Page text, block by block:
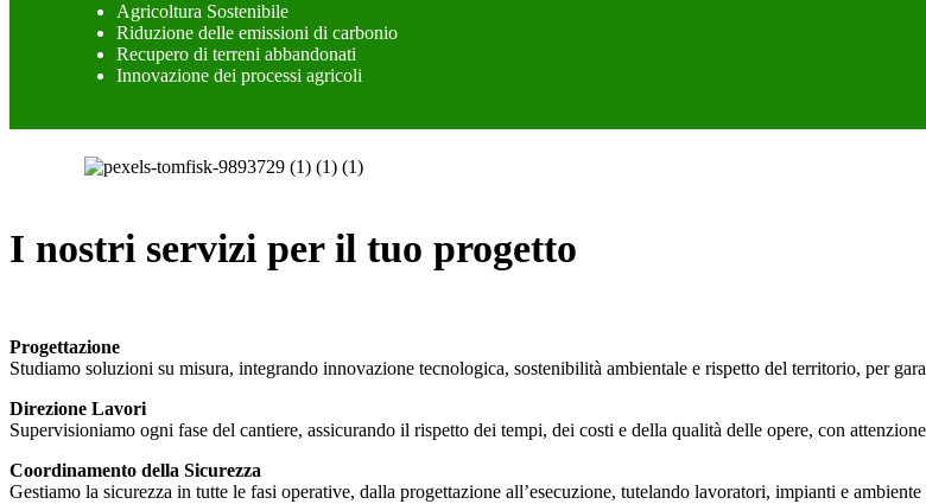
Agricoltura Sostenibile
Riduzione delle emissioni di carbonio
Recupero di terreni abbandonati
Innovazione dei processi agricoli
I nostri servizi per il tuo progetto
Progettazione
Studiamo soluzioni su misura, integrando innovazione tecnologica, sostenibilità ambientale e rispetto del territorio, per
Direzione Lavori
Supervisioniamo ogni fase del cantiere, assicurando il rispetto dei tempi, dei costi e della qualità delle opere, con
Coordinamento della Sicurezza
Gestiamo la sicurezza in tutte le fasi operative, dalla progettazione all’esecuzione, tutelando lavoratori, impianti e